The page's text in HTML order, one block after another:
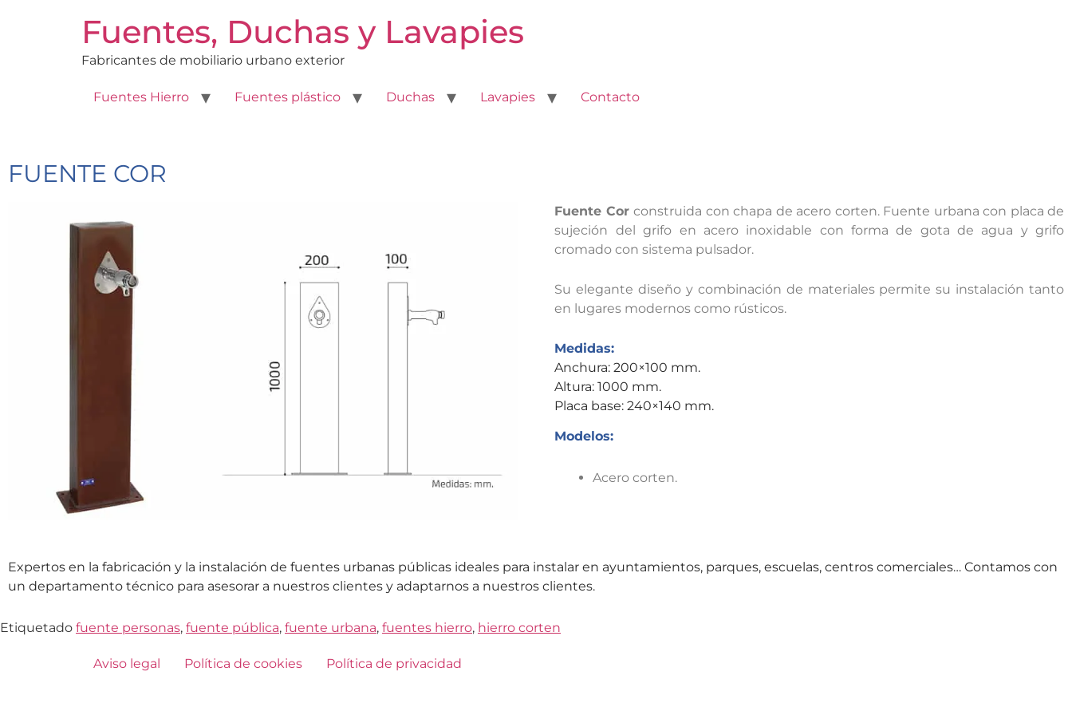
Fuentes, Duchas y Lavapies
Fabricantes de mobiliario urbano exterior
Fuentes Hierro Fuentes plástico Duchas Lavapies Contacto
FUENTE COR
Fuente Corconstruida con chapa de acero corten. Fuente urbana con placa de
sujeción del grifo en acero inoxidable con forma de gota de agua y grifo
cromado con sistema pulsador.
Su elegante diseño y combinación de materiales permite su instalación tanto
en lugares modernos como rústicos.
Medidas:
Anchura: 200×100 mm.
Altura: 1000 mm.
Placa base: 240×140 mm.
Modelos:
Acero corten.
Expertos en la fabricación y la instalación de fuentes urbanas públicas ideales para instalar en ayuntamientos, parques, escuelas, centros comerciales… Contamos con
un departamento técnico para asesorar a nuestros clientes y adaptarnos a nuestros clientes.
Etiquetado fuente personas, fuente pública, fuente urbana, fuentes hierro, hierro corten
Aviso legal Política de cookies Política de privacidad